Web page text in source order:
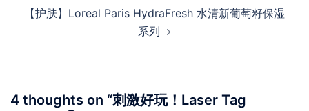
【护肤】Loreal Paris HydraFresh 水清新葡萄籽保湿
系列
4 thoughts on “刺激好玩！Laser Tag